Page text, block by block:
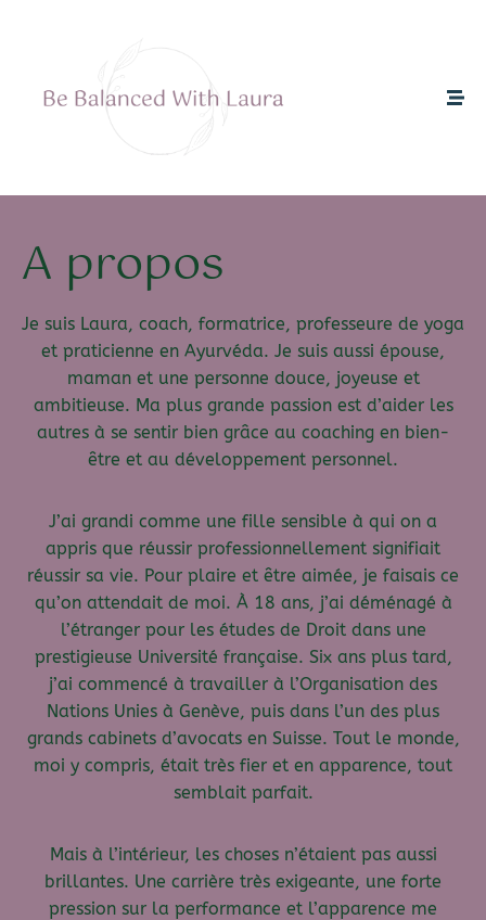
A propos
Je suis Laura, coach, formatrice, professeure de yoga
et praticienne en Ayurvéda. Je suis aussi épouse,
maman et une personne douce, joyeuse et
ambitieuse. Ma plus grande passion est d’aider les
autres à se sentir bien grâce au coaching en bien-
être et au développement personnel.
J’ai grandi comme une fille sensible à qui on a
appris que réussir professionnellement signifiait
réussir sa vie. Pour plaire et être aimée, je faisais ce
qu’on attendait de moi. À 18 ans, j’ai déménagé à
l’étranger pour les études de Droit dans une
prestigieuse Université française. Six ans plus tard,
j’ai commencé à travailler à l’Organisation des
Nations Unies à Genève, puis dans l’un des plus
grands cabinets d’avocats en Suisse. Tout le monde,
moi y compris, était très fier et en apparence, tout
semblait parfait.
Mais à l’intérieur, les choses n’étaient pas aussi
brillantes. Une carrière très exigeante, une forte
pression sur la performance et l’apparence me